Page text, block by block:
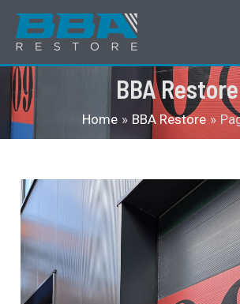
naar
de
inhoud
BBA Restore
Home BBA Restore